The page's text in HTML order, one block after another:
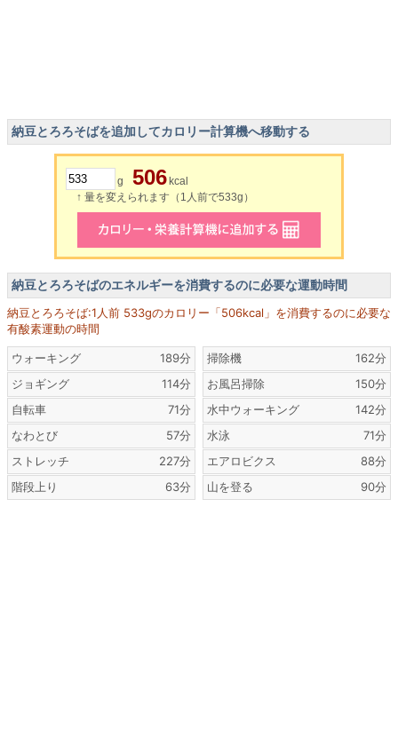
納豆とろろそばを追加してカロリー計算機へ移動する
g 506 kcal
↑ 量を変えられます（1人前で533g）
納豆とろろそばのエネルギーを消費するのに必要な運動時間
納豆とろろそば:1人前 533gのカロリー「506kcal」を消費するのに必要な
有酸素運動の時間
ウォーキング
189分
ジョギング
114分
自転車
71分
なわとび
57分
ストレッチ
227分
階段上り
63分
掃除機
162分
お風呂掃除
150分
水中ウォーキング
142分
水泳
71分
エアロビクス
88分
山を登る
90分